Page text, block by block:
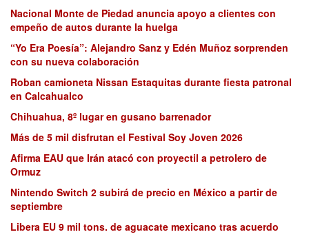
Nacional Monte de Piedad anuncia apoyo a clientes con
empeño de autos durante la huelga
“Yo Era Poesía”: Alejandro Sanz y Edén Muñoz sorprenden
con su nueva colaboración
Roban camioneta Nissan Estaquitas durante fiesta patronal
en Calcahualco
Chihuahua, 8º lugar en gusano barrenador
Más de 5 mil disfrutan el Festival Soy Joven 2026
Afirma EAU que Irán atacó con proyectil a petrolero de
Ormuz
Nintendo Switch 2 subirá de precio en México a partir de
septiembre
Libera EU 9 mil tons. de aguacate mexicano tras acuerdo